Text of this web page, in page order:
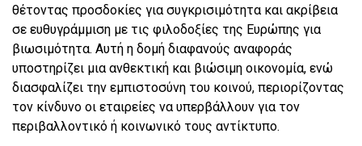
θέτοντας προσδοκίες για συγκρισιμότητα και ακρίβεια
σε ευθυγράμμιση με τις φιλοδοξίες της Ευρώπης για
βιωσιμότητα. Αυτή η δομή διαφανούς αναφοράς
υποστηρίζει μια ανθεκτική και βιώσιμη οικονομία, ενώ
διασφαλίζει την εμπιστοσύνη του κοινού, περιορίζοντας
τον κίνδυνο οι εταιρείες να υπερβάλλουν για τον
περιβαλλοντικό ή κοινωνικό τους αντίκτυπο.